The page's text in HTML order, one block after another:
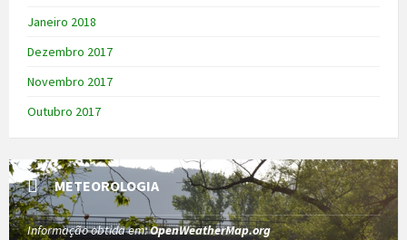
Janeiro 2018
Dezembro 2017
Novembro 2017
Outubro 2017
METEOROLOGIA
Informação obtida em:OpenWeatherMap.org